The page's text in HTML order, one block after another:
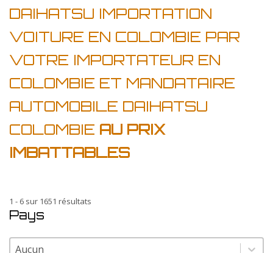
DAIHATSU IMPORTATION
VOITURE EN COLOMBIE PAR
VOTRE IMPORTATEUR EN
COLOMBIE ET MANDATAIRE
AUTOMOBILE DAIHATSU
COLOMBIE AU PRIX
IMBATTABLES
1 - 6 sur 1651 résultats
Pays
Pays
Pays